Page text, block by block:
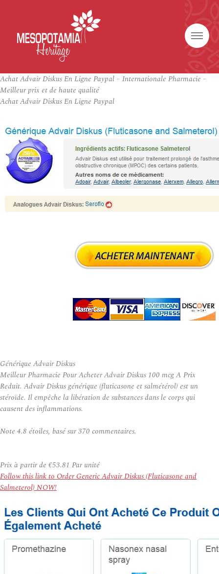
Achat Advair Diskus En Ligne Paypal – Internationale Pharmacie –
Meilleur prix et de haute qualité
Achat Advair Diskus En Ligne Paypal
Générique Advair Diskus
Meilleur Pharmacie Pour Acheter Advair Diskus 100 mcg A Prix
Reduit. Advair Diskus générique (fluticasone et salmétérol) est un
stéroïde. Il empêche la libération de substances dans le corps qui
causent des inflammations.
Note 4.8 étoiles, basé sur370 commentaires.
Prix à partir de €53.81 Par unité
Follow this link to Order Generic Advair Diskus (Fluticasone and
Salmeterol) NOW!